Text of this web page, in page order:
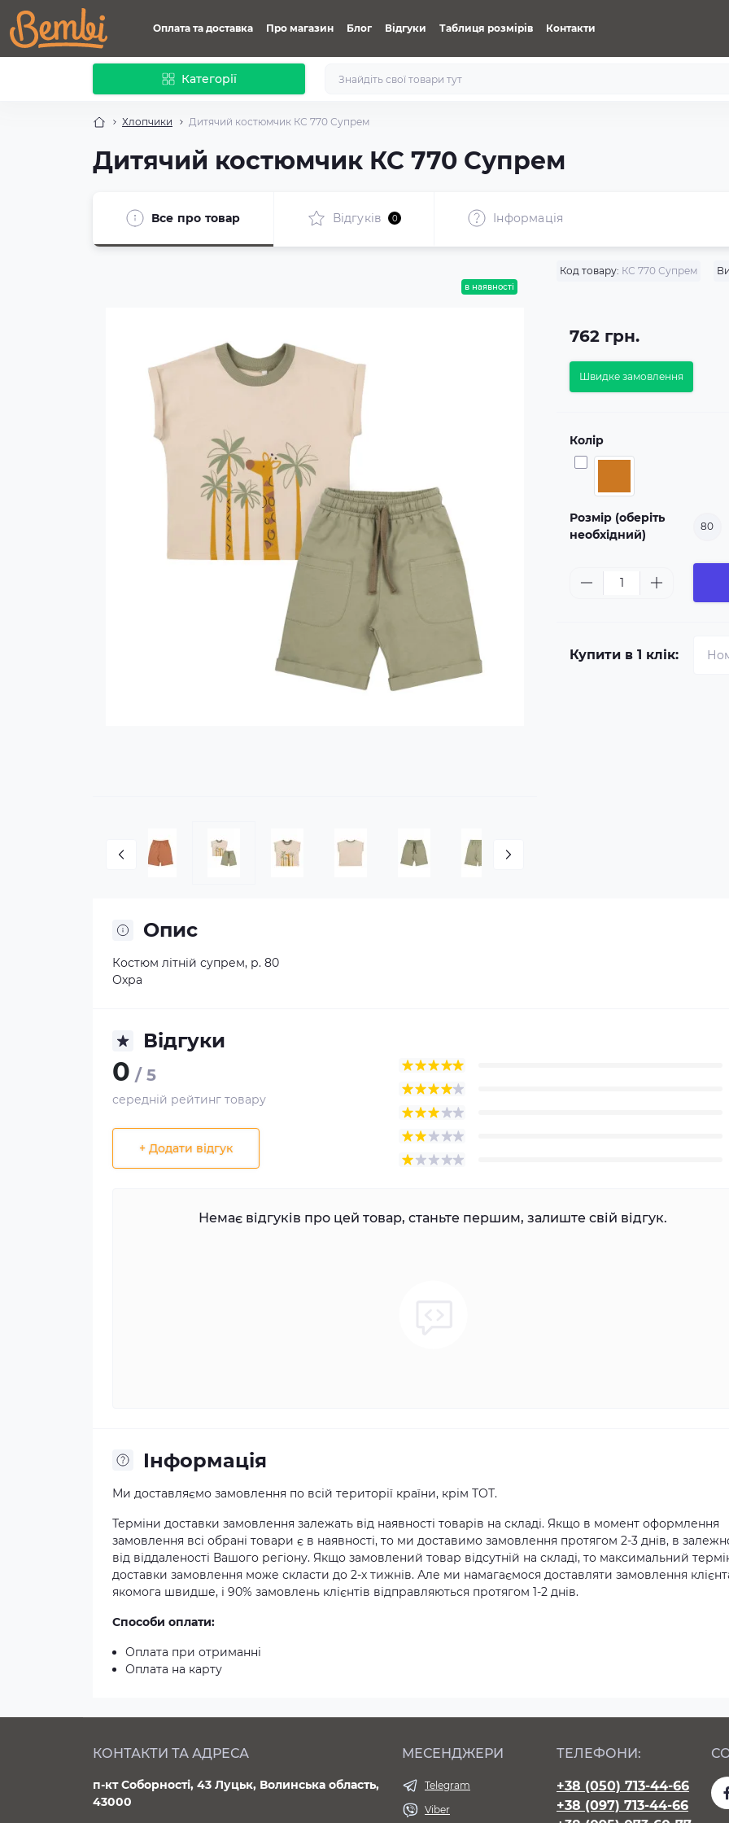
Оплата та доставка Про магазин Блог Відгуки Таблиця розмірів Контакти
Категорії
Хлопчики Дитячий костюмчик КС 770 Супрем
Дитячий костюмчик КС 770 Супрем
Все про товар Відгуків 0 Iнформація
в наявності
Код товару: КС 770 Супрем
762 грн.
Швидке замовлення
Колір
Розмір (оберіть
необхідний)
80
Купити в 1 клік:
Опис
Костюм літній супрем, р. 80
Охра
Відгуки
0 / 5
середній рейтинг товару
+ Додати відгук
Немає відгуків про цей товар, станьте першим, залиште свій відгук.
Iнформація
Ми доставляємо замовлення по всій території країни, крім ТОТ.
Терміни доставки замовлення залежать від наявності товарів на складі. Якщо в момент оформлення
замовлення всі обрані товари є в наявності, то ми доставимо замовлення протягом 2-3 днів, в
від віддаленості Вашого регіону. Якщо замовлений товар відсутній на складі, то максимальний
доставки замовлення може скласти до 2-х тижнів. Але ми намагаємося доставляти замовлення
якомога швидше, і 90% замовлень клієнтів відправляються протягом 1-2 днів.
Способи оплати:
Оплата при отриманні
Оплата на карту
КОНТАКТИ ТА АДРЕСА
п-кт Соборності, 43 Луцьк, Волинська область,
43000
МЕСЕНДЖЕРИ
Telegram
Viber
ТЕЛЕФОНИ:
+38 (050) 713-44-66
+38 (097) 713-44-66